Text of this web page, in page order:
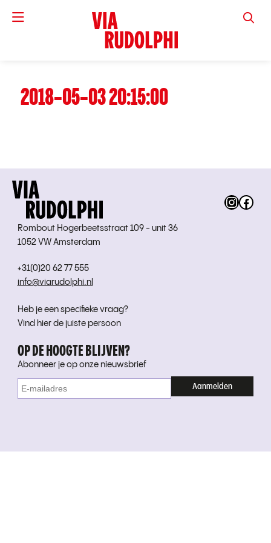
VIA
2018-05-03 20:15:00
Rombout Hogerbeetsstraat 109 - unit 36
1052 VW Amsterdam
+31(0)20 62 77 555
info@viarudolphi.nl
Heb je een specifieke vraag?
Vind hier de juiste persoon
OP DE HOOGTE BLIJVEN?
Abonneer je op onze nieuwsbrief